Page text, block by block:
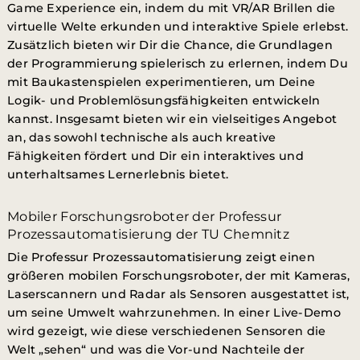
Game Experience ein, indem du mit VR/AR Brillen die
virtuelle Welte erkunden und interaktive Spiele erlebst.
Zusätzlich bieten wir Dir die Chance, die Grundlagen
der Programmierung spielerisch zu erlernen, indem Du
mit Baukastenspielen experimentieren, um Deine
Logik- und Problemlösungsfähigkeiten entwickeln
kannst. Insgesamt bieten wir ein vielseitiges Angebot
an, das sowohl technische als auch kreative
Fähigkeiten fördert und Dir ein interaktives und
unterhaltsames Lernerlebnis bietet.
Mobiler Forschungsroboter der Professur
Prozessautomatisierung der TU Chemnitz
Die Professur Prozessautomatisierung zeigt einen
größeren mobilen Forschungsroboter, der mit Kameras,
Laserscannern und Radar als Sensoren ausgestattet ist,
um seine Umwelt wahrzunehmen. In einer Live-Demo
wird gezeigt, wie diese verschiedenen Sensoren die
Welt „sehen“ und was die Vor-und Nachteile der